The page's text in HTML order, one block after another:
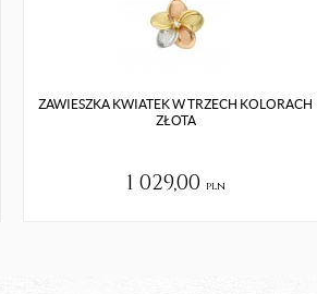
ZAWIESZKA KWIATEK W TRZECH KOLORACH
ZŁOTA
1 029,00 pln